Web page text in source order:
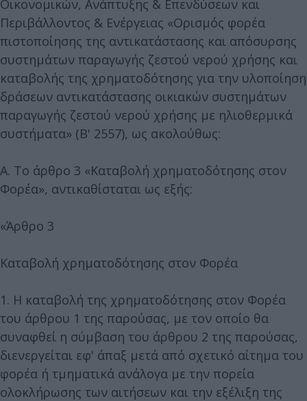
Οικονομικών, Ανάπτυξης & Επενδύσεων και
Περιβάλλοντος & Ενέργειας «Ορισμός φορέα
πιστοποίησης της αντικατάστασης και απόσυρσης
συστημάτων παραγωγής ζεστού νερού χρήσης και
καταβολής της χρηματοδότησης για την υλοποίηση
δράσεων αντικατάστασης οικιακών συστημάτων
παραγωγής ζεστού νερού χρήσης με ηλιοθερμικά
συστήματα» (Β' 2557), ως ακολούθως:
Α. Το άρθρο 3 «Καταβολή χρηματοδότησης στον
Φορέα», αντικαθίσταται ως εξής:
«Άρθρο 3
Καταβολή χρηματοδότησης στον Φορέα
1. Η καταβολή της χρηματοδότησης στον Φορέα
του άρθρου 1 της παρούσας, με τον οποίο θα
συναφθεί η σύμβαση του άρθρου 2 της παρούσας,
διενεργείται εφ' άπαξ μετά από σχετικό αίτημα του
φορέα ή τμηματικά ανάλογα με την πορεία
ολοκλήρωσης των αιτήσεων και την εξέλιξη της